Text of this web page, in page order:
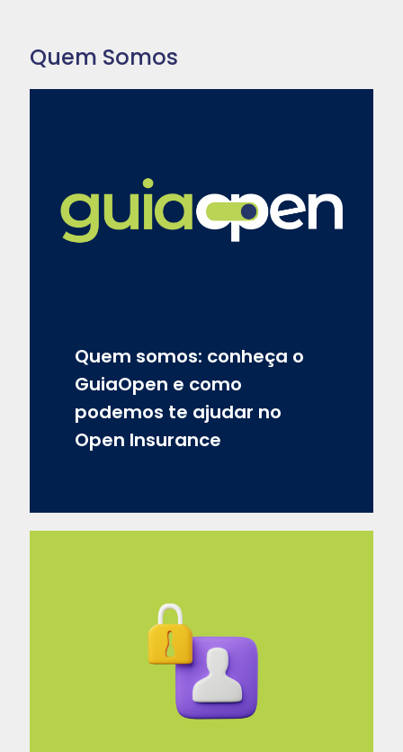
Quem Somos
Quem somos: conheça o
GuiaOpen e como
podemos te ajudar no
Open Insurance